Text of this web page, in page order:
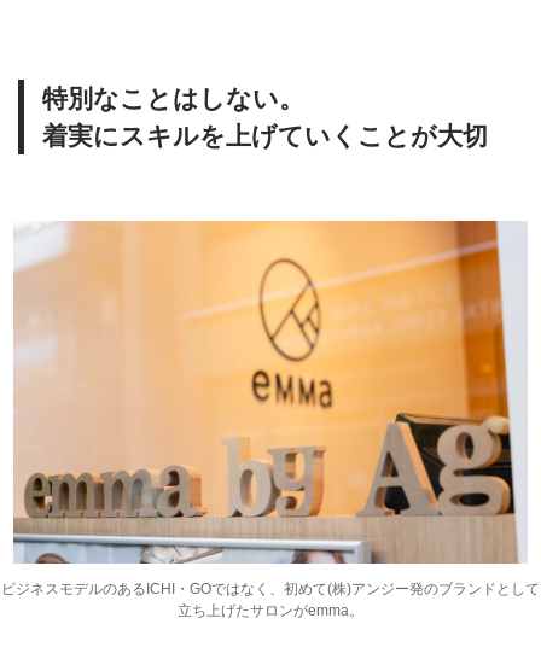
特別なことはしない。
着実にスキルを上げていくことが大切
ビジネスモデルのあるICHI・GOではなく、初めて(株)アンジー発のブランドとして
立ち上げたサロンがemma。